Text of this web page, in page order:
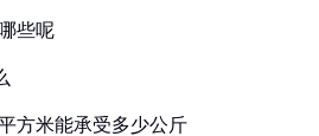
些呢
方米能承受多少公斤